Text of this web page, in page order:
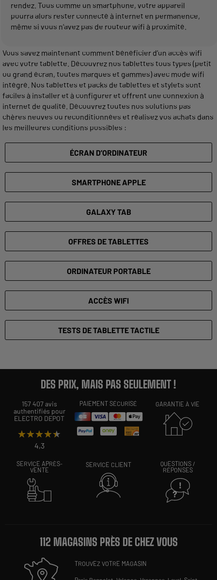
rendez. Tous comme un smartphone, votre appareil
pourra alors rester connecté à internet en permanence,
même si vous n’avez pas de routeur wifi à proximité.
Vous savez maintenant comment bénéficier d’un accès wifi
avec votre tablette. Découvrez nos tablettes tous types (petit
ou grand écran, toutes marques et gammes) avec mode wifi
intégré. Nos tablettes et packs de tablettes et stylets sont
faciles à installer et à configurer et offrent une connexion à
internet de qualité. Découvrez toutes nos solutions pas
chères neuves ou reconditionnées et réalisez vos achats dans
les meilleures conditions possibles :
ÉCRAN D’ORDINATEUR
SMARTPHONE APPLE
GALAXY TAB
OFFRES DE TABLETTES
ORDINATEUR PORTABLE
ACCÈS WIFI
TESTS DE TABLETTE TACTILE
DES PRIX, MAIS PAS SEULEMENT !
157 407 avis
authentifiés pour
ELECTRO DEPOT
★★★★★
★★★★★
4,3
PAIEMENT SÉCURISÉ GARANTIE À VIE
SERVICE APRÈS-
VENTE
SERVICE CLIENT
QUESTIONS /
RÉPONSES
112 MAGASINS PRÈS DE CHEZ VOUS
TROUVEZ VOTRE MAGASIN